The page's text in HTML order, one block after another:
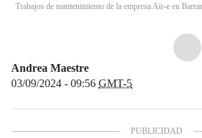
Trabajos de mantenimiento de la empresa Air-e en
Andrea Maestre
03/09/2024 - 09:56 GMT-5